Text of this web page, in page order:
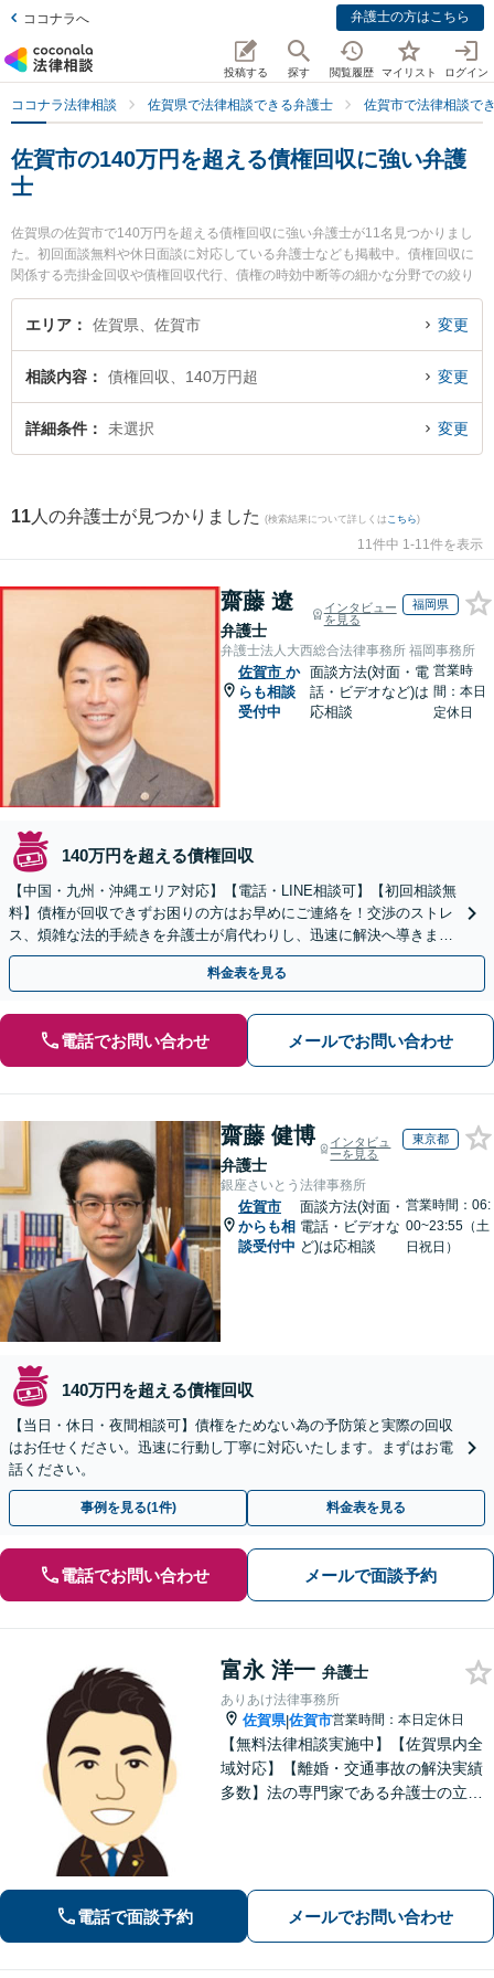
ココナラへ 弁護士の方はこちら
投稿する 探す 閲覧履歴 マイリスト ログイン
ココナラ法律相談 佐賀県で法律相談できる弁護士 佐賀市で法律相談で
佐賀市の140万円を超える債権回収に強い弁護
士
佐賀県の佐賀市で140万円を超える債権回収に強い弁護士が11名見つかりまし
た。初回面談無料や休日面談に対応している弁護士なども掲載中。債権回収に
関係する売掛金回収や債権回収代行、債権の時効中断等の細かな分野での絞り
込み検索もでき便利です。特にありあけ法律事務所の富永 洋一弁護士や小畑法
律事務所の野口 大弁護士、半田法律事務所の江藤 豊史弁護士のプロフィール情
報や弁護士費用、強みなどが注目されています。『佐賀市で土日や夜間に発生
40万円を超える債権回収のトラブル解決の実績豊富な近くの弁護士を検索した
い』『初回相談無料で140万円を超える債権回収を法律相談できる佐賀市内の
弁護士に相談予約したい』などでお困りの相談者さんにおすすめです。
エリア 佐賀県、佐賀市 変更
相談内容 債権回収、140万円超 変更
詳細条件 未選択 変更
11 人の弁護士が見つかりました (検索結果について詳しくは こちら)
11件中 1-11件を表示
齋藤 遼
弁護士
インタビュー
を見る
福岡県
弁護士法人大西総合法律事務所 福岡事務所
佐賀市 か
らも相談
受付中
面談方法(対面・電
話・ビデオなど)は
応相談
営業時
間：本日
定休日
140万円を超える債権回収
【中国・九州・沖縄エリア対応】【電話・LINE相談可】【初回相談無
料】債権が回収できずお困りの方はお早めにご連絡を！交渉のストレ
ス、煩雑な法的手続きを弁護士が肩代わりし、迅速に解決へ導きま
す。個人事業主の方もご相談ください。
料金表を見る
電話でお問い合わせ メールでお問い合わせ
齋藤 健博
弁護士
インタビュ
ーを見る
東京都
銀座さいとう法律事務所
佐賀市
からも相
談受付中
面談方法(対面・
電話・ビデオな
ど)は応相談
営業時間：06:
00~23:55（土
日祝日）
140万円を超える債権回収
【当日・休日・夜間相談可】債権をためない為の予防策と実際の回収
はお任せください。迅速に行動し丁寧に対応いたします。まずはお電
話ください。
事例を見る(1件) 料金表を見る
電話でお問い合わせ メールで面談予約
富永 洋一 弁護士
ありあけ法律事務所
佐賀県|佐賀市営業時間：本日定休日
【無料法律相談実施中】【佐賀県内全
域対応】【離婚・交通事故の解決実績
多数】法の専門家である弁護士の立場
電話で面談予約 メールでお問い合わせ